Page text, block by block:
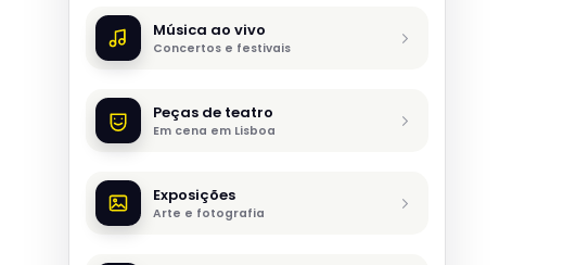
Música ao vivo
Concertos e festivais
Peças de teatro
Em cena em Lisboa
Exposições
Arte e fotografia